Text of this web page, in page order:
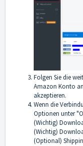
Folgen Sie die
Amazon Konto
akzeptieren.
Wenn die
Optionen unter
(Wichtig)
(Wichtig)
(Optional)